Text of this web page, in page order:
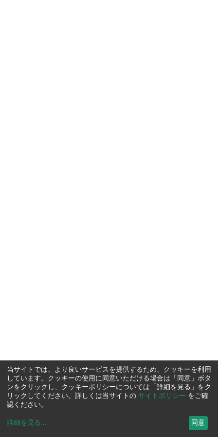
当サイトでは、より良いサービスを提供するため、クッキーを利用
しています。クッキーの使用に同意いただける場合は「同意」ボタ
ンをクリックし、クッキーポリシーについては「詳細を見る」をク
リックしてください。詳しくは当サイトの サイトポリシー をご確
認ください。
詳細を見る ... 同意